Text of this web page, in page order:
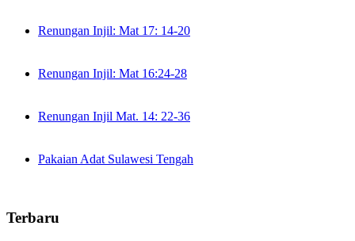
Renungan Injil: Mat 17: 14-20
Renungan Injil: Mat 16:24-28
Renungan Injil Mat. 14: 22-36
Pakaian Adat Sulawesi Tengah
Terbaru